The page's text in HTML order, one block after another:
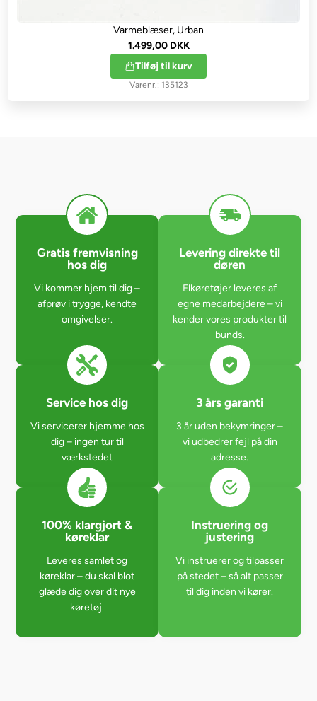
Varmeblæser, Urban
1.499,00 DKK
Tilføj til kurv
135123
Gratis fremvisning
hos dig
Vi kommer hjem til dig –
afprøv i trygge, kendte
omgivelser.
Levering direkte til
døren
Elkøretøjer leveres af
egne medarbejdere – vi
kender vores produkter til
bunds.
Service hos dig
Vi servicerer hjemme hos
dig – ingen tur til
værkstedet
3 års garanti
3 år uden bekymringer –
vi udbedrer fejl på din
adresse.
100% klargjort &
køreklar
Leveres samlet og
køreklar – du skal blot
glæde dig over dit nye
køretøj.
Instruering og
justering
Vi instruerer og tilpasser
på stedet – så alt passer
til dig inden vi kører.